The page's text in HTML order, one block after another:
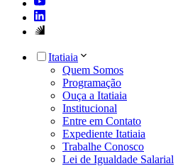
Itatiaia
Quem Somos
Programação
Ouça a Itatiaia
Institucional
Entre em Contato
Expediente Itatiaia
Trabalhe Conosco
Lei de Igualdade Salarial